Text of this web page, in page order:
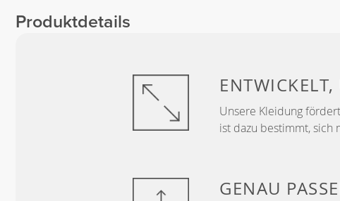
Produktdetails
Unsere Kleidung
ist dazu bestimmt, sich
GENAU